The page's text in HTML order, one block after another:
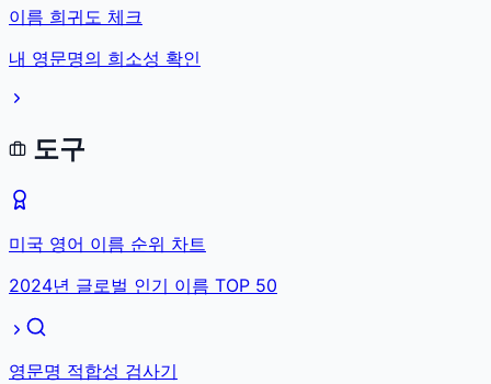
이름 희귀도 체크
내 영문명의 희소성 확인
도구
미국 영어 이름 순위 차트
2024년 글로벌 인기 이름 TOP 50
영문명 적합성 검사기